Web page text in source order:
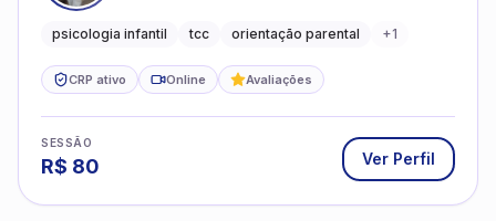
promovendo equilíbrio emocional e
psicologia infantil tcc orientação parental +1
CRP ativo Online Avaliações
SESSÃO
R$ 80 Ver Perfil